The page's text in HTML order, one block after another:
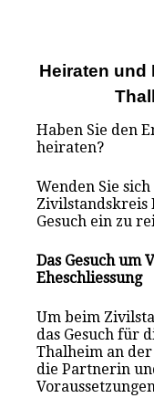
Heiraten und
Haben Sie den
heiraten?
Wenden Sie
Zivilstandskreis
Gesuch ein zu
Das Gesuch um
Eheschliessung
Um beim
das Gesuch für
Thalheim an
die Partnerin